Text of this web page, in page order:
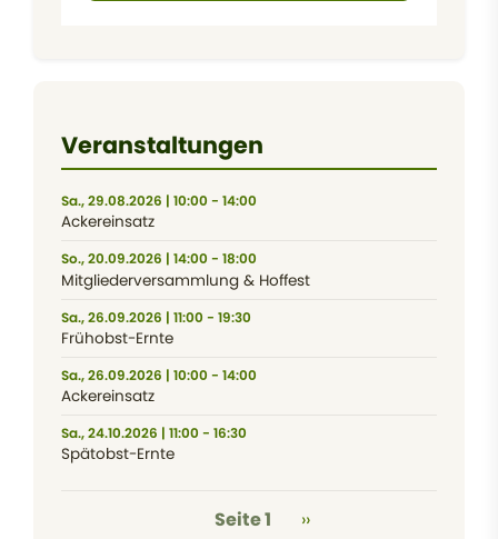
Veranstaltungen
Sa., 29.08.2026 | 10:00 - 14:00
Ackereinsatz
So., 20.09.2026 | 14:00 - 18:00
Mitgliederversammlung & Hoffest
Sa., 26.09.2026 | 11:00 - 19:30
Frühobst-Ernte
Sa., 26.09.2026 | 10:00 - 14:00
Ackereinsatz
Sa., 24.10.2026 | 11:00 - 16:30
Spätobst-Ernte
Seitennummerierung
Seite 1 Nächste Seite
››